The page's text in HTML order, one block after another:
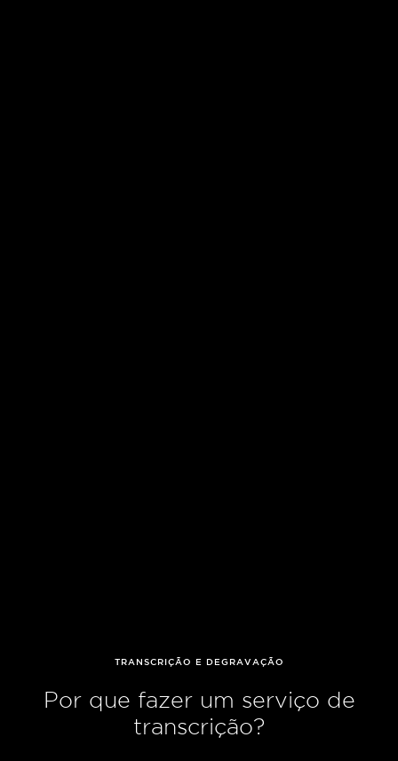
TRANSCRIÇÃO E DEGRAVAÇÃO
Por que fazer um serviço de
transcrição?